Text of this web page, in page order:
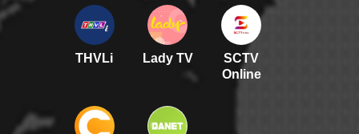
THVLi Lady TV
SCTV
Online